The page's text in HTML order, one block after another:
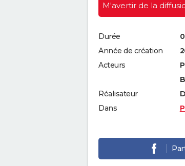
M'avertir de la
Durée
Année de création
Acteurs
Réalisateur
Dans